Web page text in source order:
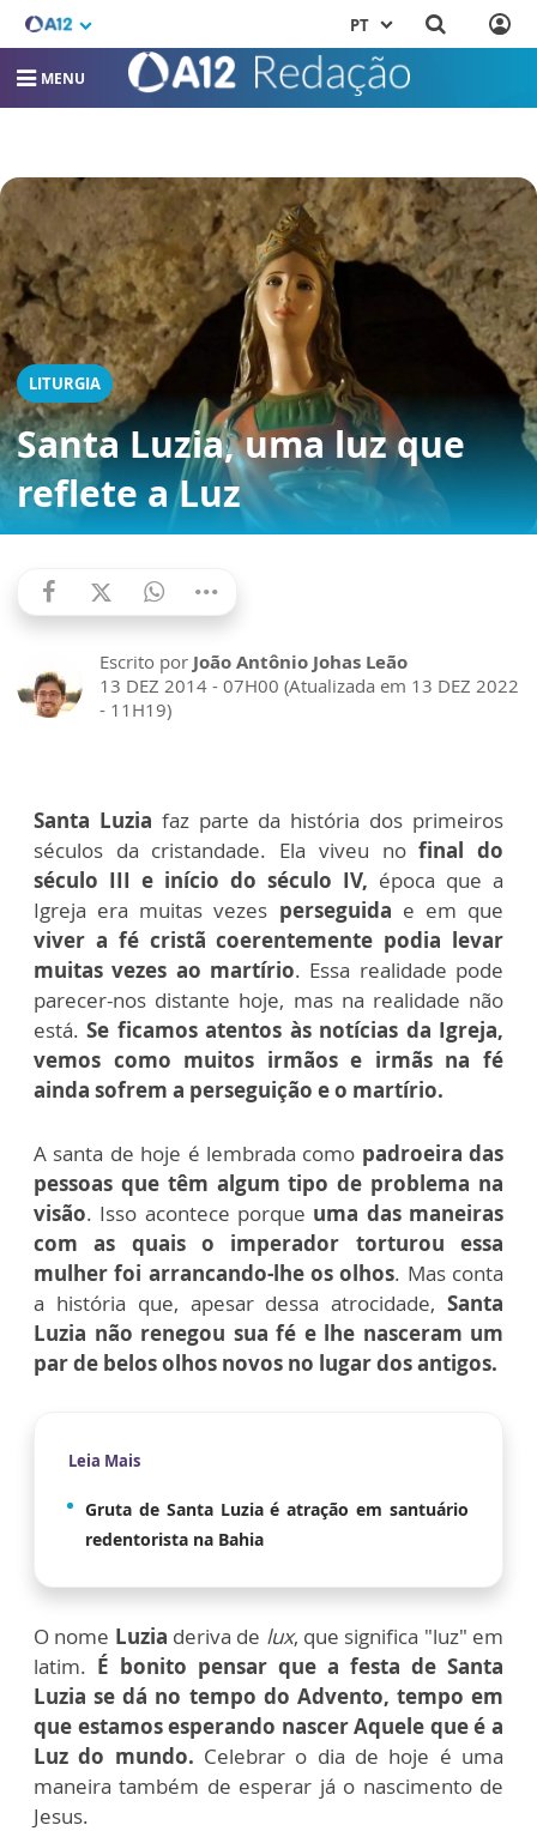
PT
MENU
LITURGIA
Santa Luzia, uma luz que
reflete a Luz
Escrito por João Antônio Johas Leão
13 DEZ 2014 - 07H00 (Atualizada em 13 DEZ 2022
- 11H19)
Santa Luzia faz parte da história dos primeiros
séculos da cristandade. Ela viveu nofinal do
século III e início do século IV, época que a
Igreja era muitas vezes perseguida e em que
viver a fé cristã coerentemente podia levar
muitas vezes ao martírio. Essa realidade pode
parecer-nos distante hoje, mas na realidade não
está. Se ficamos atentos às notícias da Igreja,
vemos como muitos irmãos e irmãs na fé
ainda sofrem a perseguição e o martírio.
A santa de hoje é lembrada como padroeira das
pessoas que têm algum tipo de problema na
visão. Isso acontece porque uma das maneiras
com as quais o imperador torturou essa
mulher foi arrancando-lhe os olhos. Mas conta
a história que, apesar dessa atrocidade, Santa
Luzia não renegou sua fé e lhe nasceram um
par de belos olhos novos no lugar dos antigos.
Leia Mais
Gruta de Santa Luzia é atração em santuário
redentorista na Bahia
O nome Luzia deriva de lux, que significa "luz" em
latim. É bonito pensar que a festa de Santa
Luzia se dá no tempo do Advento, tempo em
que estamos esperando nascer Aquele que é a
Luz do mundo. Celebrar o dia de hoje é uma
maneira também de esperar já o nascimento de
Jesus.